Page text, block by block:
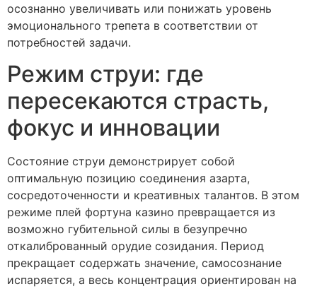
осознанно увеличивать или понижать уровень
эмоционального трепета в соответствии от
потребностей задачи.
Режим струи: где
пересекаются страсть,
фокус и инновации
Состояние струи демонстрирует собой
оптимальную позицию соединения азарта,
сосредоточенности и креативных талантов. В этом
режиме плей фортуна казино превращается из
возможно губительной силы в безупречно
откалиброванный орудие созидания. Период
прекращает содержать значение, самосознание
испаряется, а весь концентрация ориентирован на